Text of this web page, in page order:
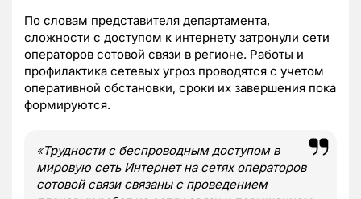
По словам представителя департамента,
сложности с доступом к интернету затронули сети
операторов сотовой связи в регионе. Работы и
профилактика сетевых угроз проводятся с учетом
оперативной обстановки, сроки их завершения пока
формируются.
«Трудности с беспроводным доступом в
мировую сеть Интернет на сетях операторов
сотовой связи связаны с проведением